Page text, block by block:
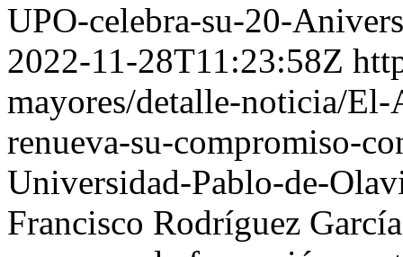
UPO-celebra-su-20-
2022-11-28T11:23:58Z
mayores/detalle-noticia/El-
renueva-su-compromiso-
Universidad-Pablo-de-
Francisco Rodríguez